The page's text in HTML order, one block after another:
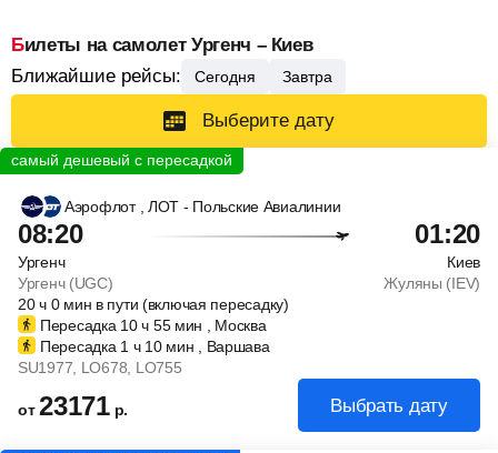
Билеты на самолет Ургенч – Киев
Ближайшие рейсы:
Сегодня Завтра
Выберите дату
Аэрофлот , ЛОТ - Польские Авиалинии
08:20 01:20
Ургенч
Киев
Ургенч (UGC)
Жуляны (IEV)
20ч0 мин в пути (включая пересадку)
Пересадка 10ч 55 мин , Москва
Пересадка 1 ч10 мин , Варшава
SU1977 , LO678 , LO755
от23171 р. Выбрать дату